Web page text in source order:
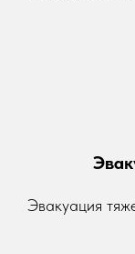
Эвакуация